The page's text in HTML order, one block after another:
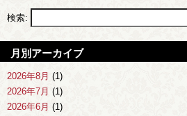
検索:
月別アーカイブ
2026年8月 (1)
2026年7月 (1)
2026年6月 (1)